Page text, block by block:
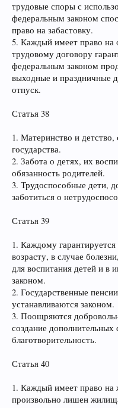
трудовые споры с
федеральным законом
право на забастовку.
5. Каждый имеет право
трудовому договору
федеральным законом
выходные и праздничные
отпуск.
Статья 38
1. Материнство и
государства.
2. Забота о детях, их
обязанность родителей.
3. Трудоспособные дети,
заботиться о
Статья 39
1. Каждому
возрасту, в случае
для воспитания детей и в
законом.
2. Государственные
устанавливаются законом.
3. Поощряются
создание
благотворительность.
Статья 40
1. Каждый имеет право
произвольно лишен